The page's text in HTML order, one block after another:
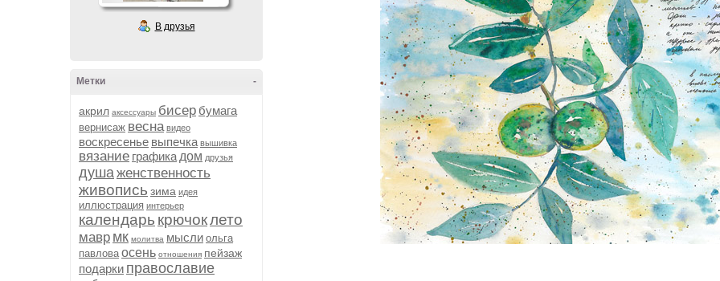
В друзья
-
Метки
акрил аксессуары бисер бумага
вернисаж весна видео
воскресенье выпечка вышивка
вязание графика дом друзья
душаженственность
живопись зима идея
иллюстрация интерьер
календарь крючоклето
мавр мк молитва мысли ольга
павлова осень отношения пейзаж
подарки православие